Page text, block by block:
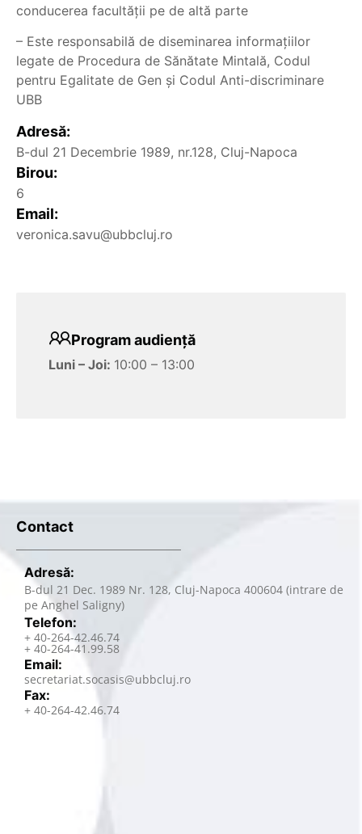
conducerea facultății pe de altă parte
– Este responsabilă de diseminarea informațiilor
legate de Procedura de Sănătate Mintală, Codul
pentru Egalitate de Gen și Codul Anti-discriminare
UBB
Adresă:
B-dul 21 Decembrie 1989, nr.128, Cluj-Napoca
Birou:
6
Email:
veronica.savu@ubbcluj.ro
Program audiență​
Luni – Joi: 10:00 – 13:00
Contact
Adresă:
B-dul 21 Dec. 1989 Nr. 128, Cluj-Napoca 400604 (intrare de
pe Anghel Saligny)
Telefon:
+ 40-264-42.46.74
+ 40-264-41.99.58
Email:
secretariat.socasis@ubbcluj.ro
Fax:
+ 40-264-42.46.74